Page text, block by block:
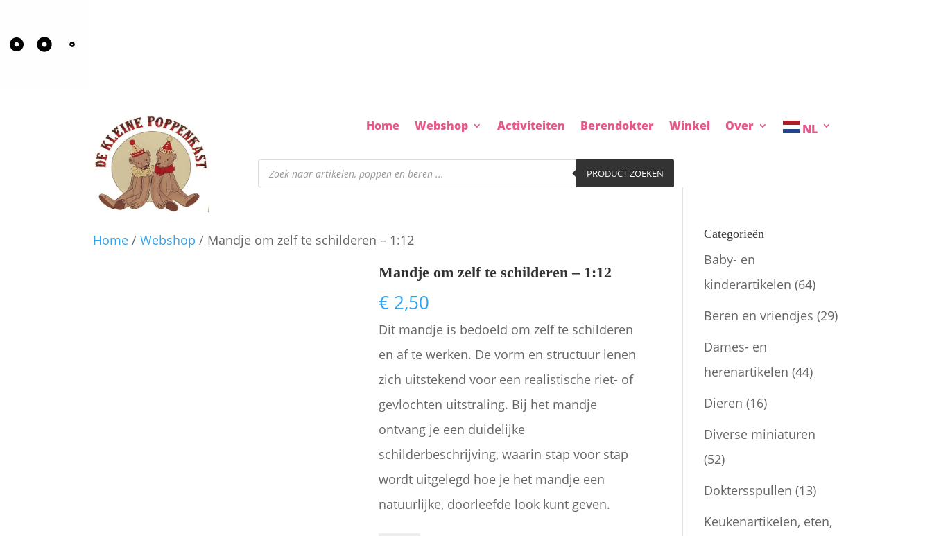
Home Webshop Activiteiten Berendokter Winkel Over NL
Producten
zoeken PRODUCT ZOEKEN
Home /Webshop / Mandje om zelf te schilderen – 1:12
Mandje om zelf te schilderen – 1:12
€ 2,50
Dit mandje is bedoeld om zelf te schilderen
en af te werken. De vorm en structuur lenen
zich uitstekend voor een realistische riet- of
gevlochten uitstraling. Bij het mandje
ontvang je een duidelijke
schilderbeschrijving, waarin stap voor stap
wordt uitgelegd hoe je het mandje een
natuurlijke, doorleefde look kunt geven.
Categorieën
Baby- en
kinderartikelen (64)
Beren en vriendjes (29)
Dames- en
herenartikelen (44)
Dieren (16)
Diverse miniaturen
(52)
Doktersspullen (13)
Keukenartikelen, eten,